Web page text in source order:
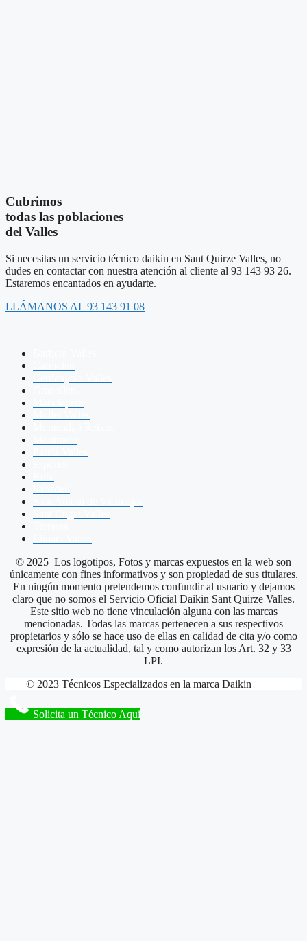
Cubrimos
todas las poblaciones
del Valles
Si necesitas un servicio técnico daikin en Sant Quirze Valles, no
dudes en contactar con nuestra atención al cliente al 93 143 93 26.
Estaremos encantados en ayudarte.
LLÁMANOS AL 93 143 91 08
© 2025 Los logotipos, Fotos y marcas expuestos en la web son
únicamente con fines informativos y son propiedad de sus titulares.
En ningún momento pretendemos confundir al usuario y dejamos
claro que no somos el Servicio Oficial Daikin Sant Quirze Valles.
Este sitio web no tiene vinculación alguna con las marcas
mencionadas. Todas las marcas pertenecen a sus respectivos
propietarios y sólo se hace uso de ellas en calidad de cita y/o como
expresión de la actualidad, tal y como autorizan los Art. 32 y 33
LPI.
© 2023 Técnicos Especializados en la marca Daikin
Solicita un Técnico Aqui